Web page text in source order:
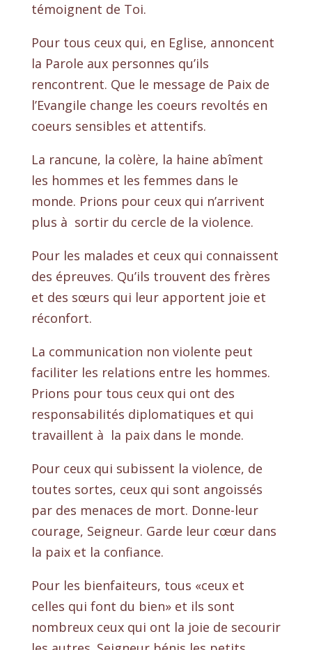
témoignent de Toi.
Pour tous ceux qui, en Eglise, annoncent
la Parole aux personnes qu’ils
rencontrent. Que le message de Paix de
l’Evangile change les coeurs revoltés en
coeurs sensibles et attentifs.
La rancune, la colère, la haine abîment
les hommes et les femmes dans le
monde. Prions pour ceux qui n’arrivent
plus à sortir du cercle de la violence.
Pour les malades et ceux qui connaissent
des épreuves. Qu’ils trouvent des frères
et des sœurs qui leur apportent joie et
réconfort.
La communication non violente peut
faciliter les relations entre les hommes.
Prions pour tous ceux qui ont des
responsabilités diplomatiques et qui
travaillent à la paix dans le monde.
Pour ceux qui subissent la violence, de
toutes sortes, ceux qui sont angoissés
par des menaces de mort. Donne-leur
courage, Seigneur. Garde leur cœur dans
la paix et la confiance.
Pour les bienfaiteurs, tous «ceux et
celles qui font du bien» et ils sont
nombreux ceux qui ont la joie de secourir